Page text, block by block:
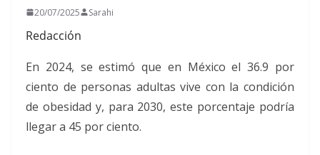
20/07/2025 Sarahi
Redacción
En 2024, se estimó que en México el 36.9 por
ciento de personas adultas vive con la condición
de obesidad y, para 2030, este porcentaje podría
llegar a 45 por ciento.